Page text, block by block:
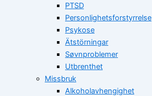
PTSD
Personlighetsforstyrrelse
Psykose
Ätstörningar
Søvnproblemer
Utbrenthet
Missbruk
Alkoholavhengighet